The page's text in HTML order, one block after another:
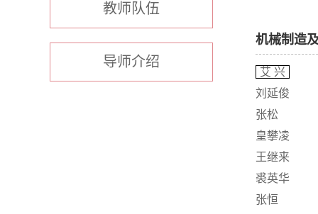
教师队伍
导师介绍
机械制造
艾 兴
刘延俊
张松
皇攀凌
王继来
裘英华
张恒